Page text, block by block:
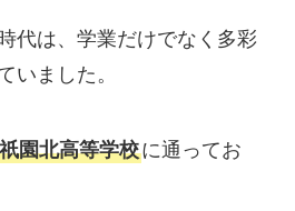
代は、学業だけでなく多彩
いました。
園北高等学校に通ってお